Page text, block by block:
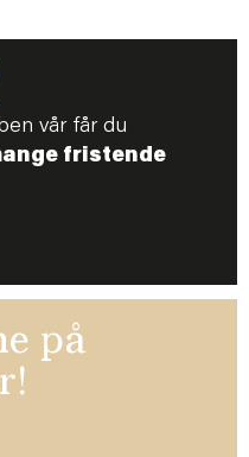
vår får du
fristende
på